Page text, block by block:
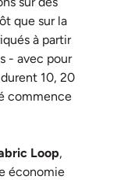
que sur la
à partir
- avec pour
10, 20
commence
Loop,
économie